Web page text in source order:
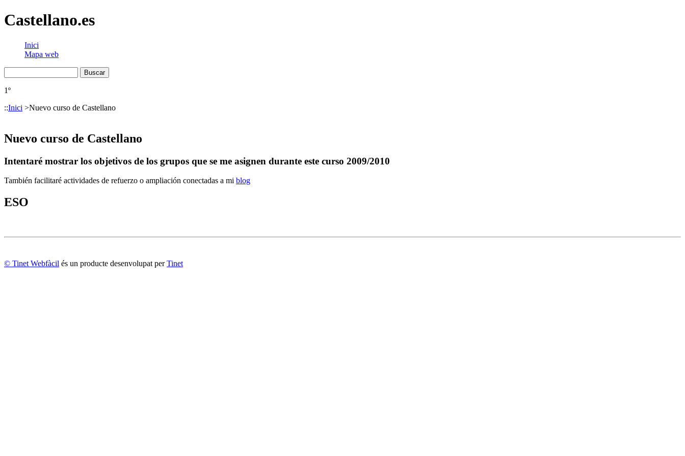
Castellano.es
Inici
Mapa web
1º
::Inici >Nuevo curso de Castellano
Nuevo curso de Castellano
Intentaré mostrar los objetivos de los grupos que se me asignen durante este curso 2009/2010
También facilitaré actividades de refuerzo o ampliación conectadas a mi blog
ESO
© Tinet Webfàcil és un producte desenvolupat perTinet